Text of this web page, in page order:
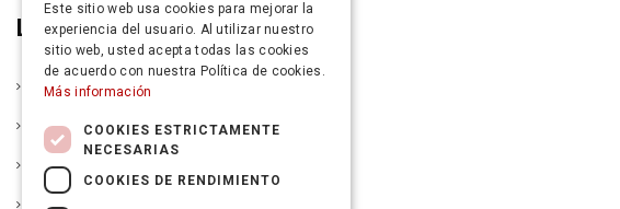
Legal
Política De Entrega
Aviso Legal
Condiciones De La Garantía
Política De Devoluciones Y Autorización De
Este sitio web usa cookies para mejorar la
experiencia del usuario. Al utilizar nuestro
sitio web, usted acepta todas las cookies
de acuerdo con nuestra Política de cookies.
Más información
COOKIES ESTRICTAMENTE
NECESARIAS
COOKIES DE RENDIMIENTO